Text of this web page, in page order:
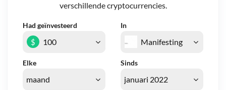
verschillende cryptocurrencies.
Had geïnvesteerd In
Elke Sinds
$